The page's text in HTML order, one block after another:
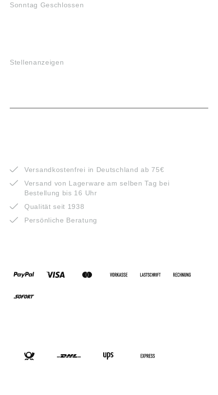
Sonntag Geschlossen
Stellenanzeigen
Versandkostenfrei in Deutschland ab 75€
Versand von Lagerware am selben Tag bei
Bestellung bis 16 Uhr
Qualität seit 1938
Persönliche Beratung